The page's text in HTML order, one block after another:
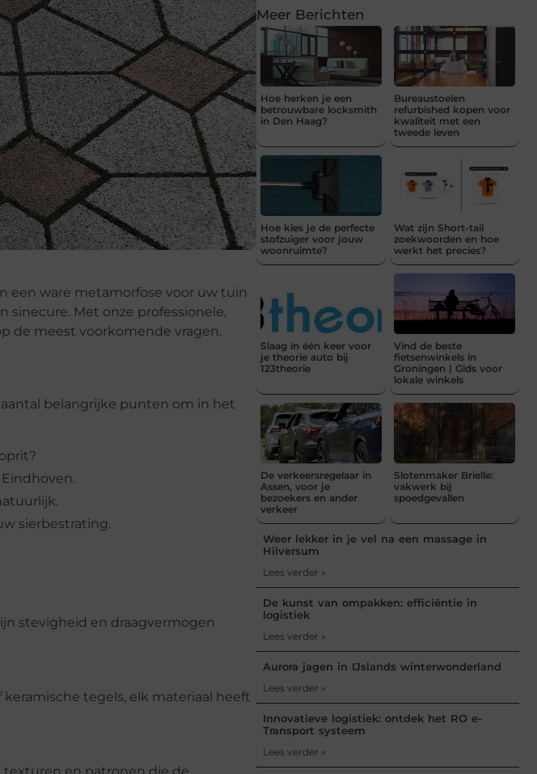
een ware metamorfose voor uw tuin
Met onze professionele,
de meest voorkomende vragen.
belangrijke punten om in het
sierbestrating.
stevigheid en draagvermogen
tegels, elk materiaal heeft
Meer Berichten
Hoe herken je een
betrouwbare locksmith
in Den Haag?
Bureaustoelen
refurbished kopen voor
kwaliteit met een
tweede leven
Hoe kies je de perfecte
stofzuiger voor jouw
woonruimte?
Wat zijn Short-tail
zoekwoorden en hoe
werkt het precies?
Slaag in één keer voor
je theorie auto bij
123theorie
Vind de beste
fietsenwinkels in
Groningen | Gids voor
lokale winkels
De verkeersregelaar in
Assen, voor je
bezoekers en ander
verkeer
Slotenmaker Brielle:
vakwerk bij
spoedgevallen
Weer lekker in je vel na een massage in
Hilversum
Lees verder »
De kunst van ompakken: efficiëntie in
logistiek
Lees verder »
Aurora jagen in IJslands winterwonderland
Lees verder »
Innovatieve logistiek: ontdek het RO e-
Transport systeem
Lees verder »